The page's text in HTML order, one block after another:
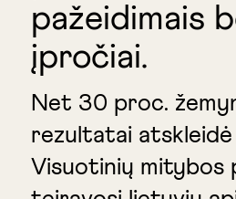
pažeidimais
įpročiai.
Net 30 proc.
rezultatai atskleidė
Visuotinių mitybos